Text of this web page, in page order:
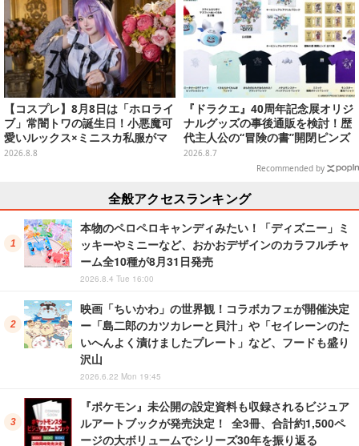
【コスプレ】8月8日は「ホロライ
ブ」常闇トワの誕生日！小悪魔可
愛いルックス×ミニスカ私服がマ
ジ天使すぎな美女レイヤーまとめ
2026.8.8
『ドラクエ』40周年記念展オリジ
ナルグッズの事後通販を検討！歴
代主人公の“冒険の書”開閉ピンズ
をはじめ、ユニークなＴシャツや
2026.8.7
Recommended by
全般アクセスランキング
本物のペロペロキャンディみたい！「ディズニー」ミ
ッキーやミニーなど、おかおデザインのカラフルチャ
ーム全10種が8月31日発売
2026.8.4 Tue 16:00
映画「ちいかわ」の世界観！コラボカフェが開催決定
ー「島二郎のカツカレーと貝汁」や「セイレーンのた
いへんよく漬けましたプレート」など、フードも盛り
沢山
2026.6.22 Mon 19:45
『ポケモン』未公開の設定資料も収録されるビジュア
ルアートブックが発売決定！ 全3冊、合計約1,500ペ
ージの大ボリュームでシリーズ30年を振り返る